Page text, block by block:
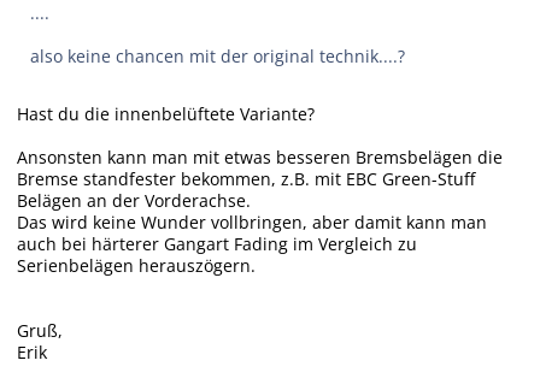
....
also keine chancen mit der original technik....?
Hast du die innenbelüftete Variante?
Ansonsten kann man mit etwas besseren Bremsbelägen die
Bremse standfester bekommen, z.B. mit EBC Green-Stuff
Belägen an der Vorderachse.
Das wird keine Wunder vollbringen, aber damit kann man
auch bei härterer Gangart Fading im Vergleich zu
Serienbelägen herauszögern.
Gruß,
Erik